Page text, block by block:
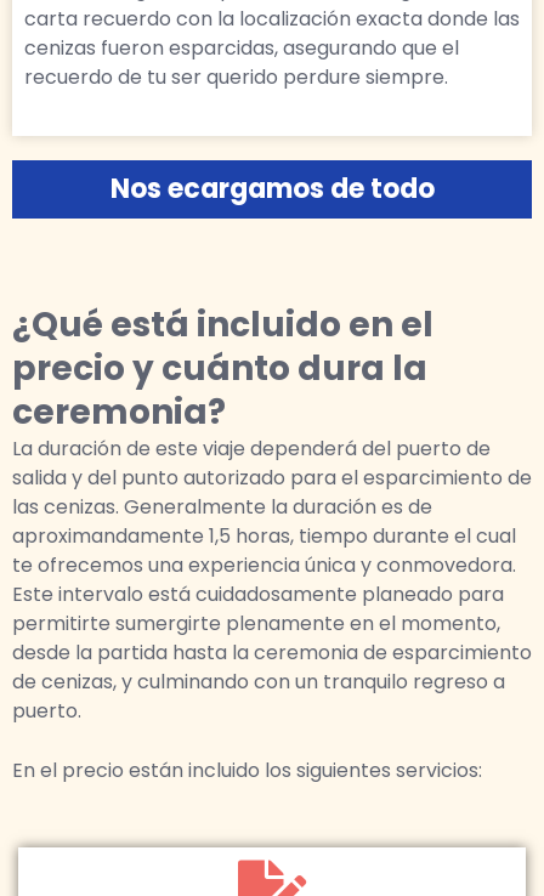
carta recuerdo con la localización exacta donde las
cenizas fueron esparcidas, asegurando que el
recuerdo de tu ser querido perdure siempre.
Nos ecargamos de todo
¿Qué está incluido en el
precio y cuánto dura la
ceremonia?
La duración de este viaje dependerá del puerto de
salida y del punto autorizado para el esparcimiento de
las cenizas. Generalmente la duración es de
aproximandamente 1,5 horas, tiempo durante el cual
te ofrecemos una experiencia única y conmovedora.
Este intervalo está cuidadosamente planeado para
permitirte sumergirte plenamente en el momento,
desde la partida hasta la ceremonia de esparcimiento
de cenizas, y culminando con un tranquilo regreso a
puerto.
En el precio están incluido los siguientes servicios: